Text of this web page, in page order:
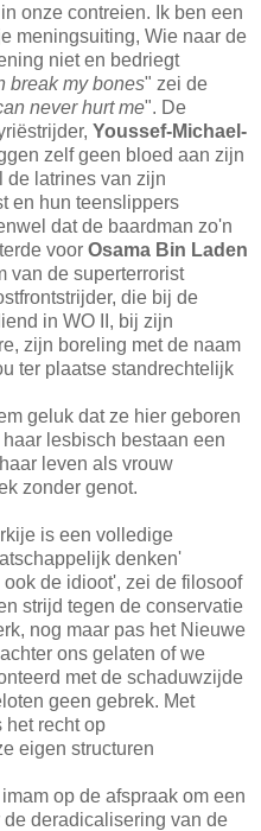
onze contreien. Ik ben een
meningsuiting, Wie naar de
niet en bedriegt
break my bones" zei de
never hurt me". De
Youssef-Michael-
zelf geen bloed aan zijn
de latrines van zijn
en hun teenslippers
dat de baardman zo'n
voor Osama Bin Laden
van de superterrorist
die bij de
in WO II, bij zijn
zijn boreling met de naam
ter plaatse standrechtelijk
geluk dat ze hier geboren
lesbisch bestaan een
leven als vrouw
zonder genot.
is een volledige
denken'
de idioot', zei de filosoof
strijd tegen de conservatie
nog maar pas het Nieuwe
ons gelaten of we
met de schaduwzijde
geen gebrek. Met
het recht op
eigen structuren
op de afspraak om een
deradicalisering van de